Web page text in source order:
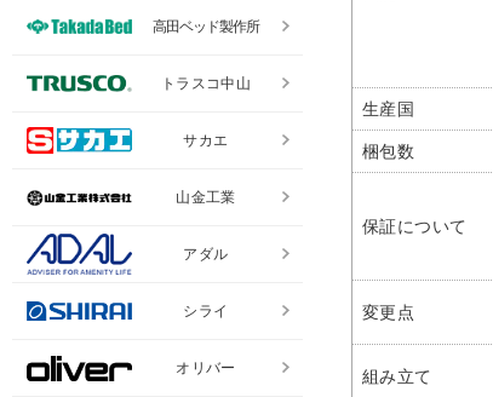
生産国
梱包数
保証について
変更点
組み立て
高田ベッド製作所
トラスコ中山
サカエ
山金工業
アダル
シライ
オリバー